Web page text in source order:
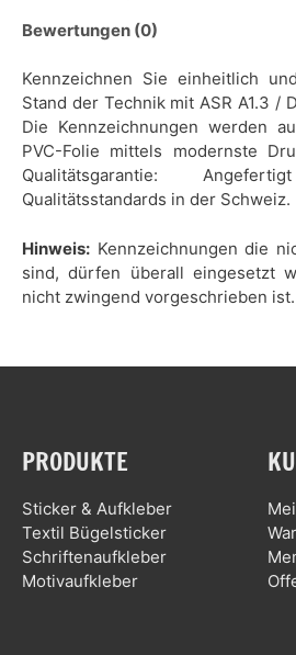
Bewertungen (0)
Kennzeichnen Sie einheitlich
Stand der Technik mit ASR A1.3 /
Die Kennzeichnungen werden
PVC-Folie mittels modernste
Qualitätsgarantie:
Qualitätsstandards in der Schweiz.
Hinweis: Kennzeichnungen die
sind, dürfen überall eingesetzt
nicht zwingend vorgeschrieben ist.
PRODUKTE
Sticker & Aufkleber
Textil Bügelsticker
Schriftenaufkleber
Motivaufkleber